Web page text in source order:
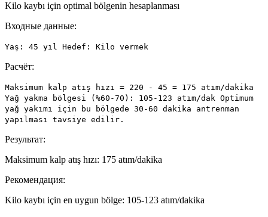
Kilo kaybı için optimal bölgenin hesaplanması
Входные данные:
Yaş: 45 yıl Hedef: Kilo vermek
Расчёт:
Maksimum kalp atış hızı = 220 - 45 = 175 atım/dakika
Yağ yakma bölgesi (%60-70): 105-123 atım/dak Optimum
yağ yakımı için bu bölgede 30-60 dakika antrenman
yapılması tavsiye edilir.
Результат:
Maksimum kalp atış hızı: 175 atım/dakika
Рекомендация:
Kilo kaybı için en uygun bölge: 105-123 atım/dakika